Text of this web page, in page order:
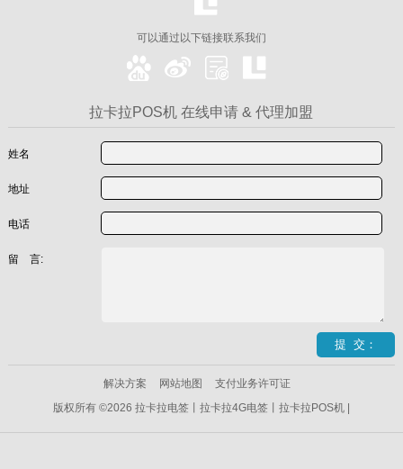
可以通过以下链接联系我们
拉卡拉POS机 在线申请 & 代理加盟
姓名
地址
电话
留 言:
解决方案 网站地图
支付业务许可证
版权所有 ©2026 拉卡拉电签丨拉卡拉4G电签丨拉卡拉POS机 |